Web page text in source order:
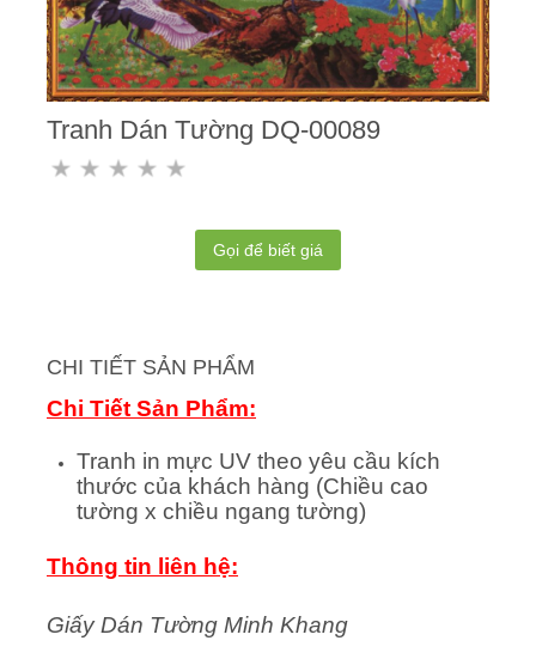
Tranh Dán Tường DQ-00089
Gọi để biết giá
CHI TIẾT SẢN PHẨM
Chi Tiết Sản Phẩm:
Tranh in mực UV theo yêu cầu kích
thước của khách hàng (Chiều cao
tường x chiều ngang tường)
Thông tin liên hệ:
Giấy Dán Tường Minh Khang